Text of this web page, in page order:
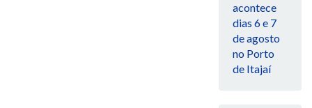
acontece
dias 6 e 7
de agosto
no Porto
de Itajaí